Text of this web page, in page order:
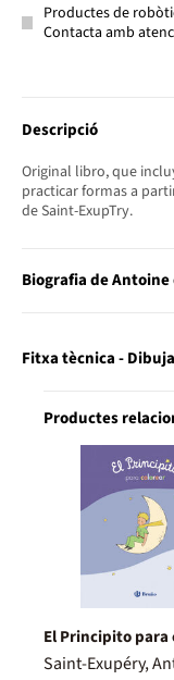
Productes de
Contacta amb
Descripció
Original libro, que
practicar formas a
de Saint-ExupTry.
Biografia de
Fitxa tècnica -
Productes
El Principito para
Saint-Exupéry,